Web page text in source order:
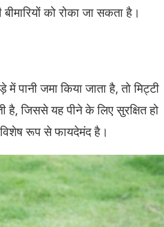
को रोका जा सकता है।
पानी जमा किया जाता है, तो मिट्टी
जिससे यह पीने के लिए सुरक्षित हो
विशेष रूप से फायदेमंद है।